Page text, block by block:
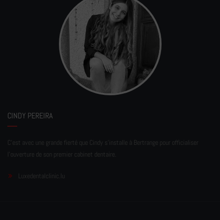
CINDY PEREIRA
C'est avec une grande fierté que Cindy s'installe à Bertrange pour officialiser
l'ouverture de son premier cabinet dentaire.
Luxedentalclinic.lu